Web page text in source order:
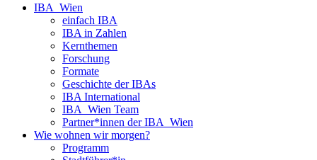
IBA_Wien
einfach IBA
IBA in Zahlen
Kernthemen
Forschung
Formate
Geschichte der IBAs
IBA International
IBA_Wien Team
Partner*innen der IBA_Wien
Wie wohnen wir morgen?
Programm